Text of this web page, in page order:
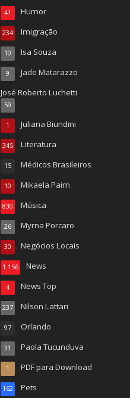
Humor
41
Imigração
234
Isa Souza
10
Jade Matarazzo
9
José Roberto Luchetti
59
Juliana Biundini
1
Literatura
345
Médicos Brasileiros
15
Mikaela Paim
10
Música
830
Myrna Porcaro
26
Negócios Locais
30
News
1.156
News Top
4
Nilson Lattari
237
Orlando
97
Paola Tucunduva
31
PDF para Download
1
Pets
162